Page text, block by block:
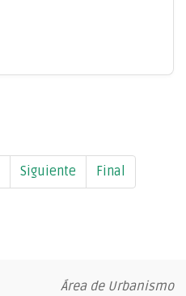
Siguiente Final
Área de Urbanismo